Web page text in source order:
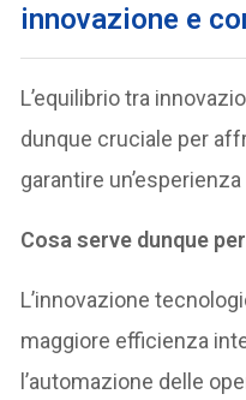
innovazione e
L’equilibrio tra
dunque cruciale per
garantire
Cosa serve dunque
L’innovazione
maggiore efficienza
l’automazione delle